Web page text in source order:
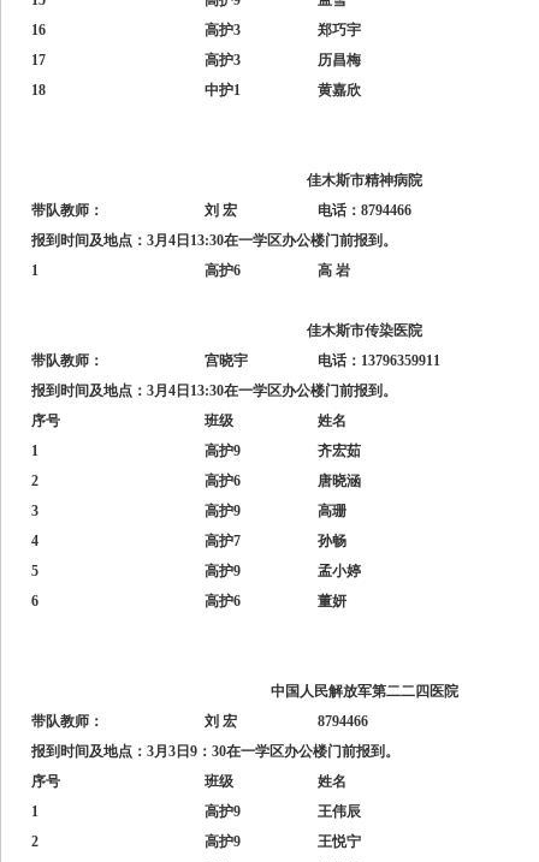
16
高护3
郑巧宇
17
高护3
历昌梅
18
中护1 黄嘉欣
佳木斯市精神病院
带队教师：
刘 宏
电话：8794466
报到时间及地点：3月4日13:30在一学区办公楼门前报到。
1
高护6 高 岩
佳木斯市传染医院
带队教师：
宫晓宇
电话：13796359911
报到时间及地点：3月4日13:30在一学区办公楼门前报到。
序号
班级
姓名
1
高护9
齐宏茹
2
高护6
唐晓涵
3
高护9
高珊
4
高护7
孙畅
5
高护9
孟小婷
6
高护6 董妍
中国人民解放军第二二四医院
带队教师：
刘 宏
8794466
报到时间及地点：3月3日9：30在一学区办公楼门前报到。
序号
班级
姓名
1
高护9
王伟辰
2
高护9
王悦宁